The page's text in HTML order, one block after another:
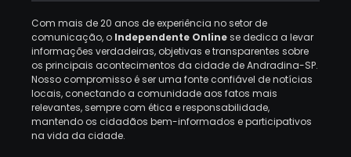
Com mais de 20 anos de experiência no setor de
comunicação, o Independente Onlinese dedica a levar
informações verdadeiras, objetivas e transparentes sobre
os principais acontecimentos da cidade de Andradina-SP.
Nosso compromisso é ser uma fonte confiável de notícias
locais, conectando a comunidade aos fatos mais
relevantes, sempre com ética e responsabilidade,
mantendo os cidadãos bem-informados e participativos
na vida da cidade.